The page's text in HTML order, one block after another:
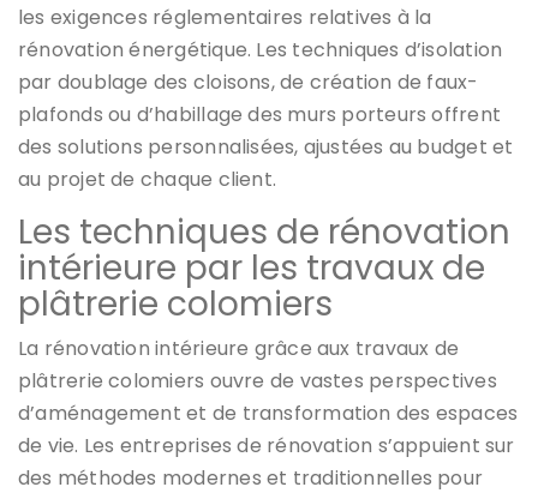
les exigences réglementaires relatives à la
rénovation énergétique. Les techniques d’isolation
par doublage des cloisons, de création de faux-
plafonds ou d’habillage des murs porteurs offrent
des solutions personnalisées, ajustées au budget et
au projet de chaque client.
Les techniques de rénovation
intérieure par les travaux de
plâtrerie colomiers
La rénovation intérieure grâce aux travaux de
plâtrerie colomiers ouvre de vastes perspectives
d’aménagement et de transformation des espaces
de vie. Les entreprises de rénovation s’appuient sur
des méthodes modernes et traditionnelles pour